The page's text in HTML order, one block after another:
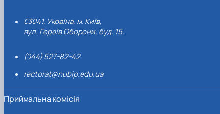
03041, Україна, м. Київ,
вул. Героїв Оборони, буд. 15.
(044) 527-82-42
rectorat@nubip.edu.ua
Приймальна комісія